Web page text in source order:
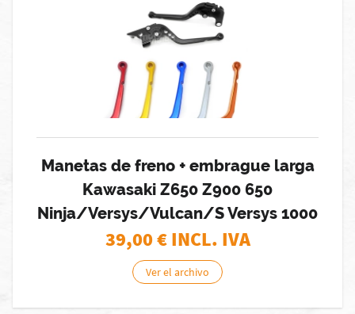
Manetas de freno + embrague larga
Kawasaki Z650 Z900 650
Ninja/Versys/Vulcan/S Versys 1000
39,00€ INCL. IVA
Ver el archivo